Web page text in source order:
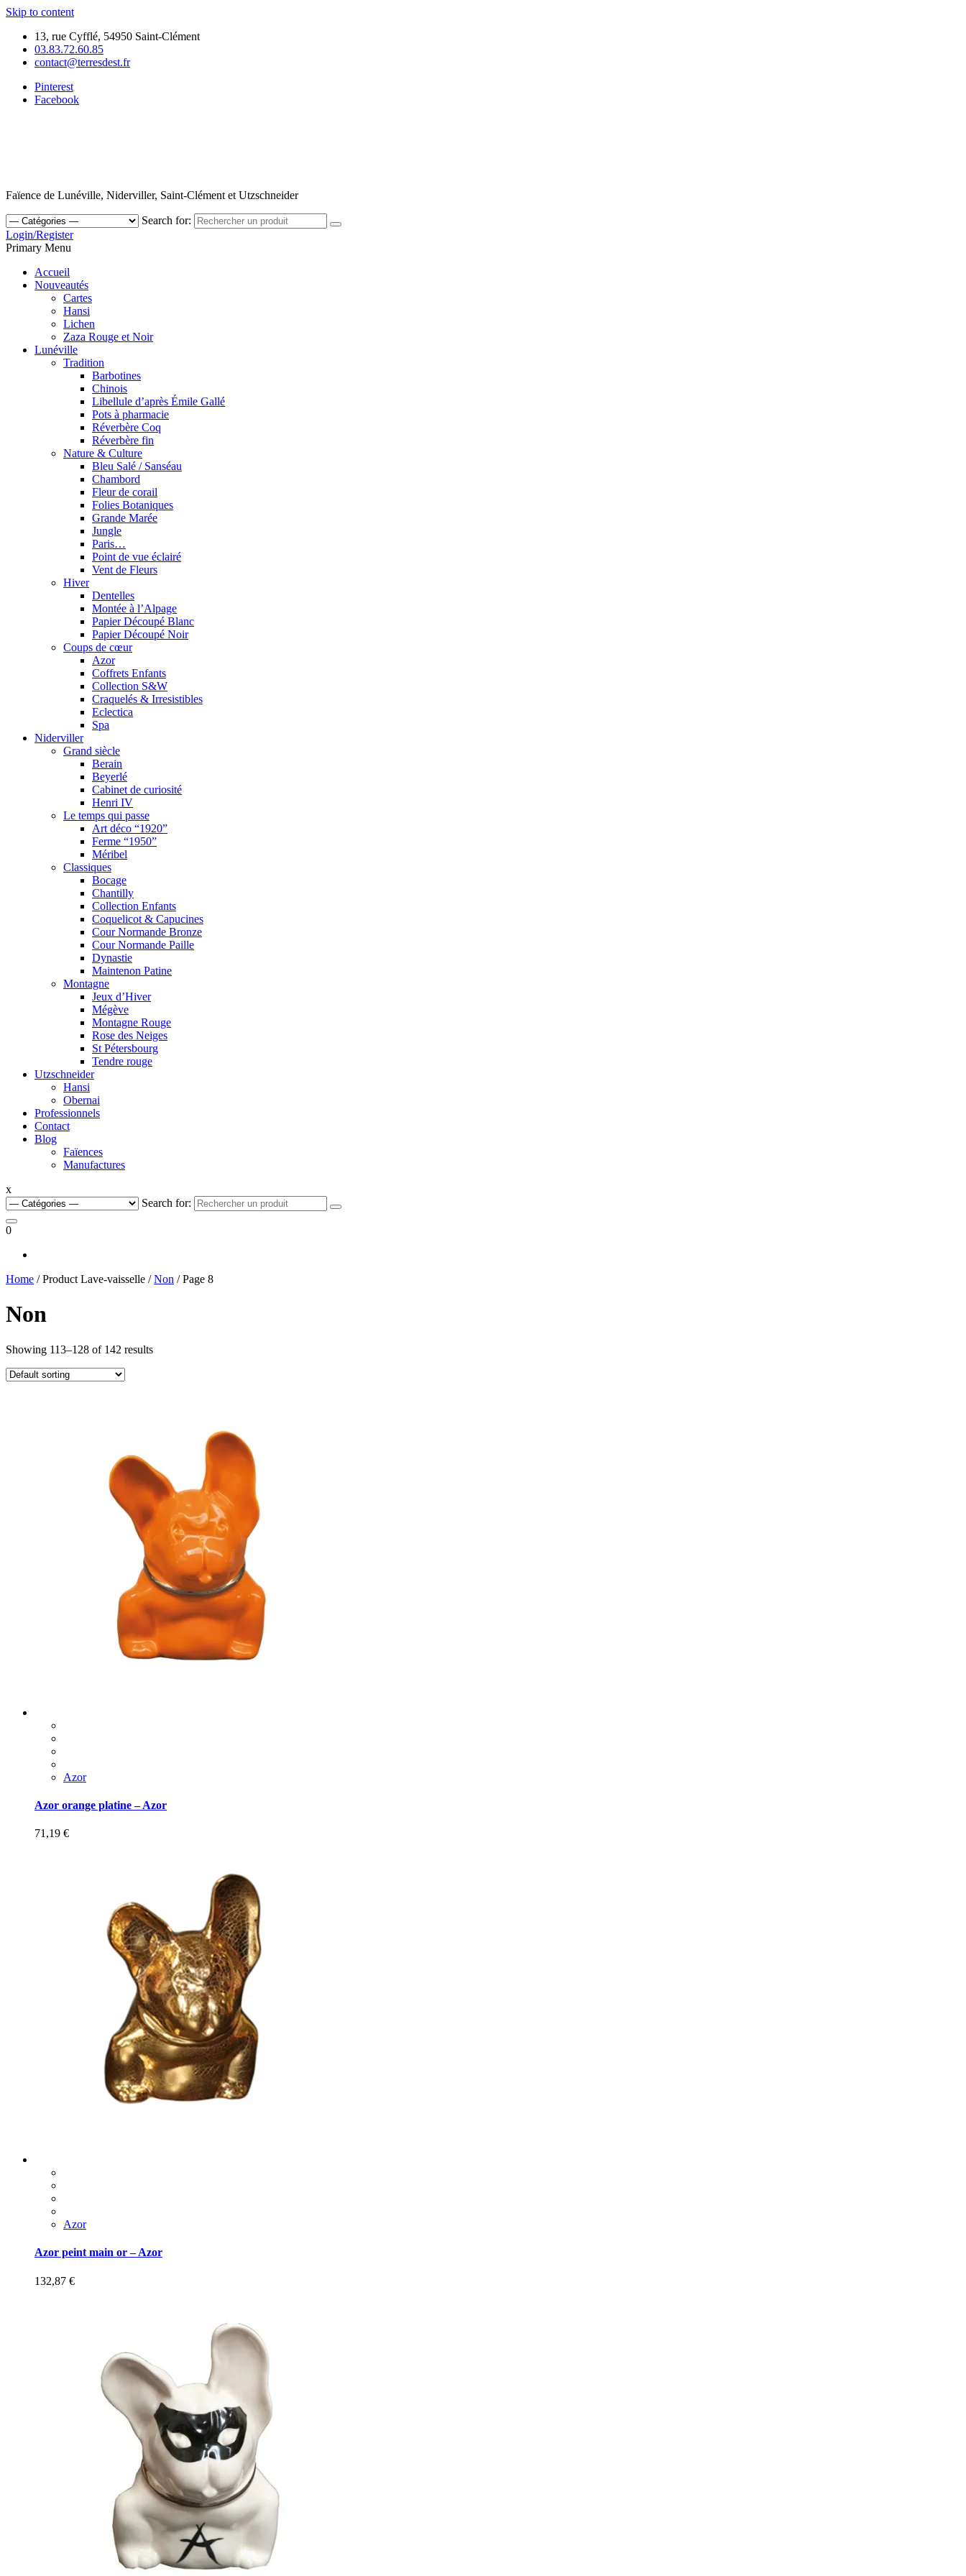
Skip to content
13, rue Cyfflé, 54950 Saint-Clément
03.83.72.60.85
contact@terresdest.fr
Pinterest
Facebook
Faïence de Lunéville, Niderviller, Saint-Clément et Utzschneider
Search for:
Login/Register
Primary Menu
Accueil
Nouveautés
Cartes
Hansi
Lichen
Zaza Rouge et Noir
Lunéville
Tradition
Barbotines
Chinois
Libellule d’après Émile Gallé
Pots à pharmacie
Réverbère Coq
Réverbère fin
Nature & Culture
Bleu Salé / Sanséau
Chambord
Fleur de corail
Folies Botaniques
Grande Marée
Jungle
Paris…
Point de vue éclairé
Vent de Fleurs
Hiver
Dentelles
Montée à l’Alpage
Papier Découpé Blanc
Papier Découpé Noir
Coups de cœur
Azor
Coffrets Enfants
Collection S&W
Craquelés & Irresistibles
Eclectica
Spa
Niderviller
Grand siècle
Berain
Beyerlé
Cabinet de curiosité
Henri IV
Le temps qui passe
Art déco “1920”
Ferme “1950”
Méribel
Classiques
Bocage
Chantilly
Collection Enfants
Coquelicot & Capucines
Cour Normande Bronze
Cour Normande Paille
Dynastie
Maintenon Patine
Montagne
Jeux d’Hiver
Mégève
Montagne Rouge
Rose des Neiges
St Pétersbourg
Tendre rouge
Utzschneider
Hansi
Obernai
Professionnels
Contact
Blog
Faïences
Manufactures
x
Search for:
0
Home / Product Lave-vaisselle /Non / Page 8
Non
Showing 113–128 of 142 results
Azor
Azor orange platine – Azor
71,19 €
Azor
Azor peint main or – Azor
132,87 €